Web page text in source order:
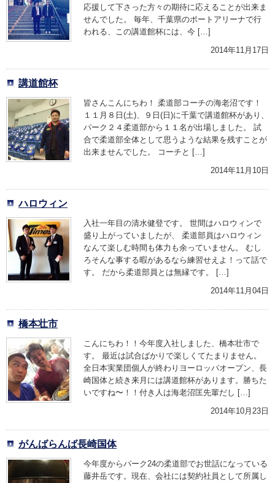
応援して下さった方々の期待に応えることが出来ま
せんでした。 毎年、千葉県のポートアリーナで行
われる、この講道館杯には、今 […]
2014年11月17日
講道館杯
皆さんこんにちわ！ 柔道部コーチの海老沼です！
１１月８日(土)、９日(日)に千葉で講道館杯があり、
パーク２４柔道部から１１名が出場しました。 試
合で柔道部全体として思うような結果を残すことが
出来ませんでした。 コーチと […]
2014年11月10日
ハロウィン
入社一年目の清水健登です。 世間はハロウィンで
盛り上がっていましたが、 柔道部員はハロウィン
なんて楽しむ時間も体力も余っていません。 むし
ろそんな事する暇があるなら練習せえよ！って話で
す。 だから柔道部員とは無縁です。 […]
2014年11月04日
橋本壮市
こんにちわ！！今年度入社しました、橋本壮市で
す。 最近は試合ばかりで楽しくてたまりません。
全日本実業団個人が終わりヨーロッパオープン、長
崎国体と続き来月には講道館杯があります。勝ちた
いですね〜！！付き人は海老沼匡先輩だし […]
2014年10月23日
がんばらんば長崎国体
今年度からパーク24の柔道部でお世話になっている
藤井岳です。現在、会社には契約社員として所属し